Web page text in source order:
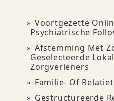
Voortgezette
Psychiatrische
Afstemming Met
Geselecteerde
Zorgverleners
Familie- Of
Gestructureerde